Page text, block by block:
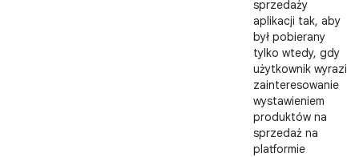
sprzedaży
aplikacji tak, aby
był pobierany
tylko wtedy, gdy
użytkownik wyrazi
zainteresowanie
wystawieniem
produktów na
sprzedaż na
platformie